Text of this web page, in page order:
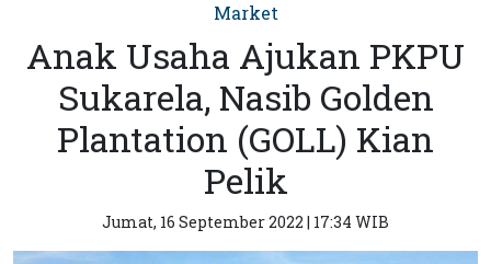
Market
Anak Usaha Ajukan PKPU
Sukarela, Nasib Golden
Plantation (GOLL) Kian
Pelik
Jumat, 16 September 2022 | 17:34 WIB